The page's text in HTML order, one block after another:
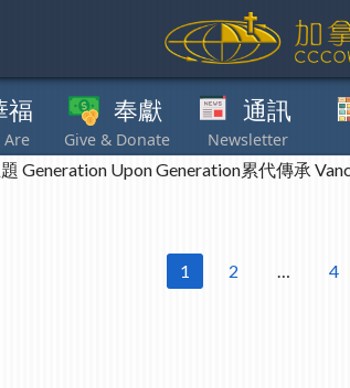
奉獻 通訊 項目
Generation Upon Generation累代傳承
1 2 4